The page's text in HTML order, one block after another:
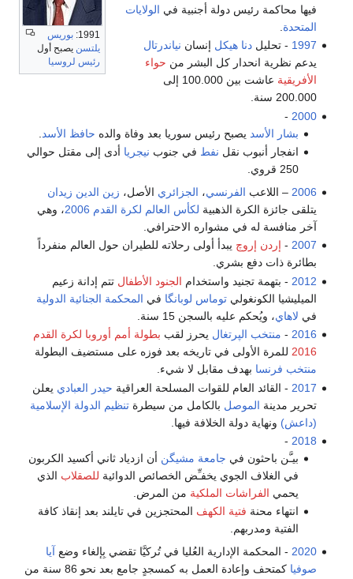
1991: بوريس
يلتسن يصبح أول
رئيس لروسيا
فيها محاكمة رئيس دولة أجنبية في الولايات
المتحدة
1997 - تحليلدنا هيكل إنسان نياندرتال
يدعم نظرية انحدار كل البشر من حواء
الأفريقية
عاشت بين 100.000 إلى
200.000 سنة.
2000
-
بشار الأسد يصبح رئيس سوريا بعد وفاة والده حافظ الأسد
انفجار أنبوب نقل نفط في جنوب نيجريا أدى إلى مقتل حوالي
250 قروي.
2006 – اللاعب الفرنسي، الجزائري الأصل، زين الدين زيدان
يتلقى جائزة الكرة الذهبية لكأس العالم لكرة القدم 2006، وهي
آخر منافسة له في مشواره الاحترافي.
2007
- إردن إروچ يبدأ أولى رحلاته للطيران حول العالم منفرداً
بطائرة ذات دفع بشري.
2012 - بتهمة تجنيد واستخدام الجنود الأطفال تتم إدانة زعيم
الميليشيا الكونغوليتوماس لوبانگا في المحكمة الجنائية الدولية
في لاهاي، ويُحكم عليه بالسجن 15 سنة.
2016
- منتخب الپرتغال يحرز لقب بطولة أمم أوروبا لكرة القدم
2016 للمرة الأولى في تاريخه بعد فوزه على مستضيف البطولة
منتخب فرنسا بهدف مقابل لا شيء.
2017 - القائد العام للقوات المسلحة العراقية حيدر العبادي يعلن
تحرير مدينة الموصل بالكامل من سيطرةتنظيم الدولة الإسلامية
(داعش) ونهاية دولة الخلافة فيها.
2018
-
بيـَّن باحثون في جامعة مشيگن أن ازدياد ثاني أكسيد الكربون
في الغلاف الجوي يخفـِّض الخصائص الدوائية للصقلاب الذي
يحمي الفراشات الملكية من المرض.
انتهاء محنة فتية الكهف المحتجزين في تايلند بعد إنقاذ كافة
الفتية ومدربهم.
2020 - المحكمة الإدارية العُليا في تُركيَّا تقضي بِإلغاء وضع آيا
صوفيا
كمتحف وإعادة العمل به كمسجدٍ جامع بعد نحو 86 سنة من